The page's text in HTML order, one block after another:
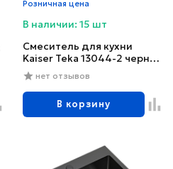
Розничная цена
В наличии: 15 шт
Смеситель для кухни
Kaiser Teka 13044-2 черный
глянцевый
нет отзывов
В корзину